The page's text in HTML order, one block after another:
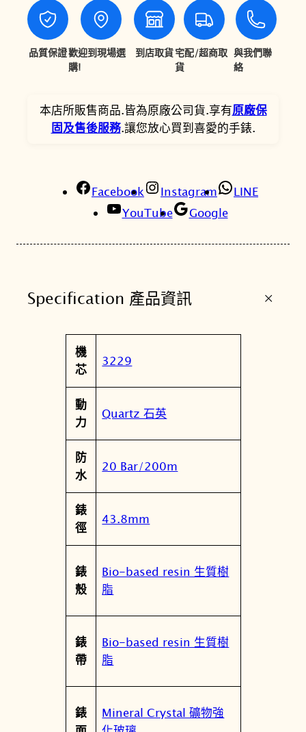
0
0
2
2
。
S
H
O
D
W
-
1
0
-
感
9
年
代
動
系
列
數
位
腕
數
量
品質保證歡迎到現場選
購!
到店取貨宅配/超商取
貨
與我們聯
絡
本店所販售商品.皆為原廠公司貨.享有原廠保
固及售後服務.讓您放心買到喜愛的手錶.
Facebook Instagram
LINE
YouTube
Google
Specification 產品資訊 +
屬
性
值
機
芯
3229
動
力
Quartz 石英
防
水
20 Bar/200m
錶
徑
43.8mm
錶
殼
Bio-based resin 生質樹
脂
錶
帶
Bio-based resin 生質樹
脂
錶
Mineral Crystal 礦物強